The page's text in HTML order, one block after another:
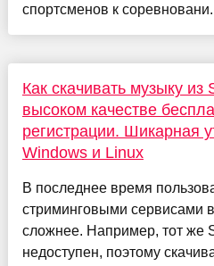
спортсменов к
Как скачивать музыку
высоком качестве
регистрации. Шикарная
Windows и Linux
В последнее время
стриминговыми сервисами
сложнее. Например, тот же
недоступен, поэтому